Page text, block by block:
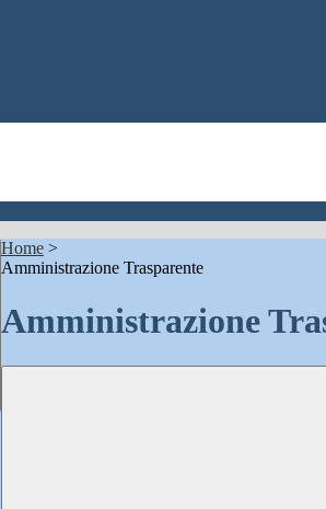
Home >
Amministrazione Trasparente
Amministrazione